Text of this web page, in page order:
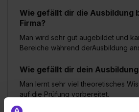
Wie gefällt dir die Ausbildung
Firma?
Man wird sehr gut augebildet und
Bereiche während derAusbildung
Wie gefällt dir dein
Man lernt sehr viel theoretisches
auf die Prüfung vorbereitet.